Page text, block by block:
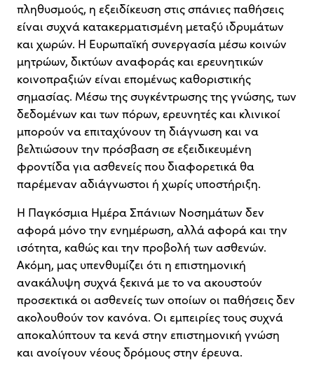
πληθυσμούς, η εξειδίκευση στις σπάνιες παθήσεις
είναι συχνά κατακερματισμένη μεταξύ ιδρυμάτων
και χωρών. Η Ευρωπαϊκή συνεργασία μέσω κοινών
μητρώων, δικτύων αναφοράς και ερευνητικών
κοινοπραξιών είναι επομένως καθοριστικής
σημασίας. Μέσω της συγκέντρωσης της γνώσης, των
δεδομένων και των πόρων, ερευνητές και κλινικοί
μπορούν να επιταχύνουν τη διάγνωση και να
βελτιώσουν την πρόσβαση σε εξειδικευμένη
φροντίδα για ασθενείς που διαφορετικά θα
παρέμεναν αδιάγνωστοι ή χωρίς υποστήριξη.
Η Παγκόσμια Ημέρα Σπάνιων Νοσημάτων δεν
αφορά μόνο την ενημέρωση, αλλά αφορά και την
ισότητα, καθώς και την προβολή των ασθενών.
Ακόμη, μας υπενθυμίζει ότι η επιστημονική
ανακάλυψη συχνά ξεκινά με το να ακουστούν
προσεκτικά οι ασθενείς των οποίων οι παθήσεις δεν
ακολουθούν τον κανόνα. Οι εμπειρίες τους συχνά
αποκαλύπτουν τα κενά στην επιστημονική γνώση
και ανοίγουν νέους δρόμους στην έρευνα.